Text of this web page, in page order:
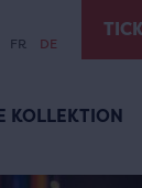
FR DE
KOLLEKTION